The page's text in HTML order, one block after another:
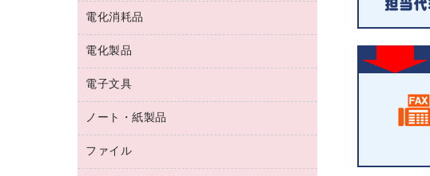
ペット用品
飲食用消耗品
ハンドソープ・石鹸
トイレ用品
トイレ用洗剤
レーザーポインター
ラミネートフィルム
ラミネータ
タイムレコーダー
シュレッダ
ＯＨＰ用品
冷蔵庫・キッチン・調理家電
テレビ・ＡＶ機器
電化消耗品
電球・蛍光灯
乾電池・充電池
フィルム・カメラ用品
デスクライト
アルバム
電化製品
掃除機・クリーナー
空調・季節家電
その他電化製品
キッチン・調理家電
電子文具
電卓
ラベルテープ
ノート・紙製品
封筒
ファイル